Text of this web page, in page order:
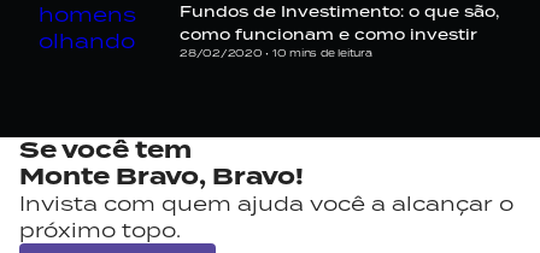
Fundos de Investimento: o que são,
como funcionam e como investir
28/02/2020 • 10 mins de leitura
Se você tem
Monte Bravo, Bravo!
Invista com quem ajuda você a alcançar o
próximo topo.